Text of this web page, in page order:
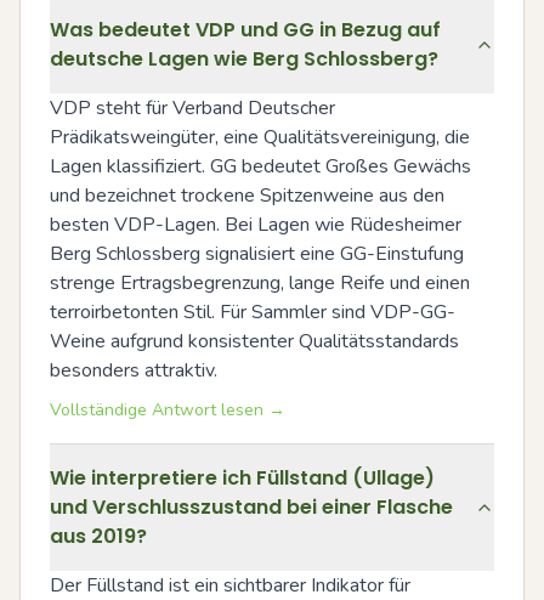
Was bedeutet VDP und GG in Bezug auf
deutsche Lagen wie Berg Schlossberg?
VDP steht für Verband Deutscher
Prädikatsweingüter, eine Qualitätsvereinigung, die
Lagen klassifiziert. GG bedeutet Großes Gewächs
und bezeichnet trockene Spitzenweine aus den
besten VDP-Lagen. Bei Lagen wie Rüdesheimer
Berg Schlossberg signalisiert eine GG-Einstufung
strenge Ertragsbegrenzung, lange Reife und einen
terroirbetonten Stil. Für Sammler sind VDP-GG-
Weine aufgrund konsistenter Qualitätsstandards
besonders attraktiv.
Vollständige Antwort lesen →
Wie interpretiere ich Füllstand (Ullage)
und Verschlusszustand bei einer Flasche
aus 2019?
Der Füllstand ist ein sichtbarer Indikator für